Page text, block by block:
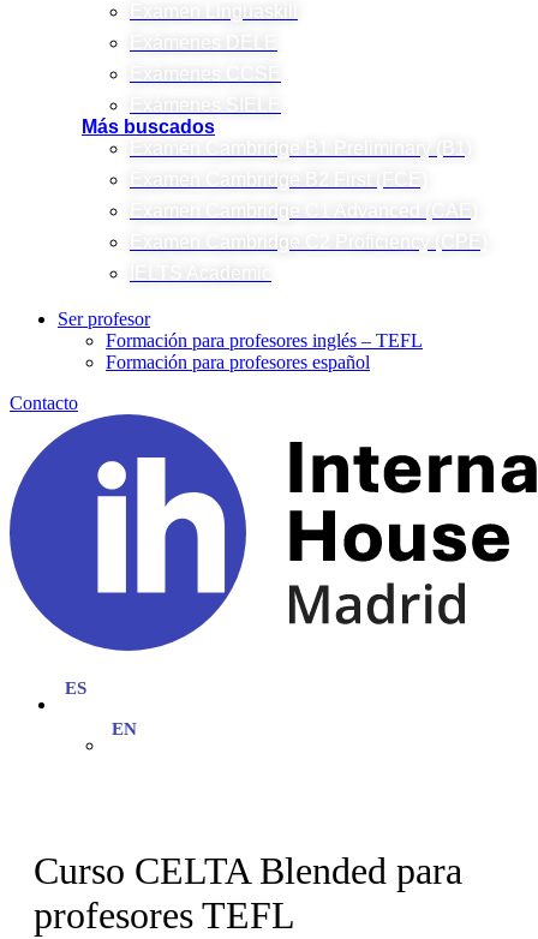
Examen Linguaskill
Exámenes DELE
Exámenes CCSE
Exámenes SIELE
Más buscados
Examen Cambridge B1 Preliminary (B1)
Examen Cambridge B2 First (FCE)
Examen Cambridge C1 Advanced (CAE)
Examen Cambridge C2 Proficiency (CPE)
IELTS Academic
Ser profesor
Formación para profesores inglés – TEFL
Formación para profesores español
Contacto
Curso CELTA Blended para
profesores TEFL